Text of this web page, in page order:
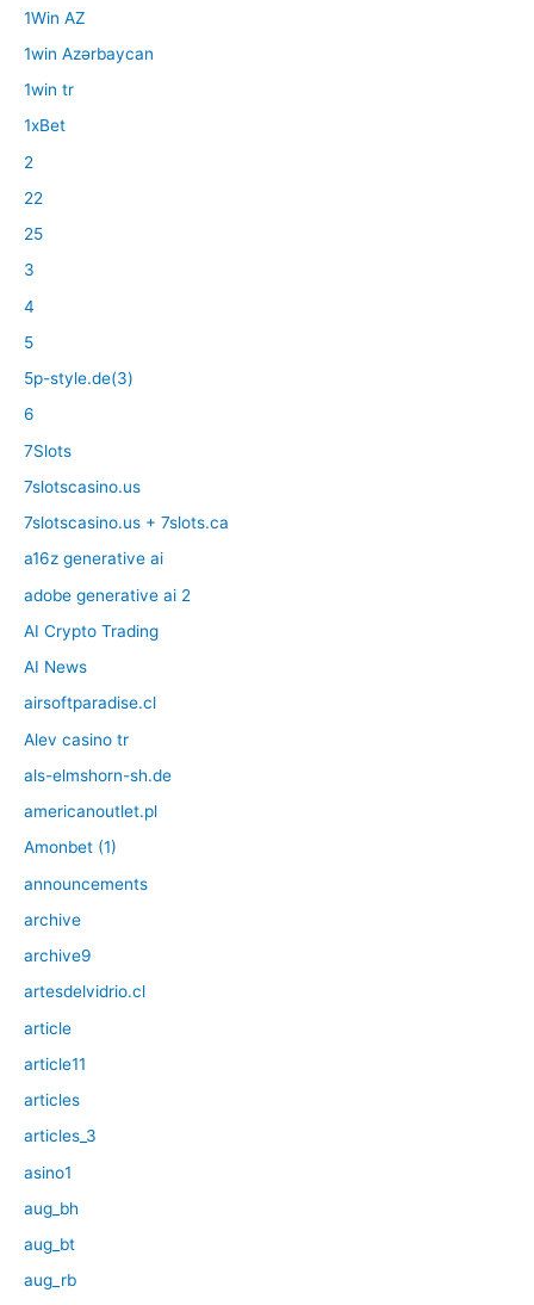
1Win AZ
1win Azərbaycan
1win tr
1xBet
2
22
25
3
4
5
5p-style.de(3)
6
7Slots
7slotscasino.us
7slotscasino.us + 7slots.ca
a16z generative ai
adobe generative ai 2
AI Crypto Trading
AI News
airsoftparadise.cl
Alev casino tr
als-elmshorn-sh.de
americanoutlet.pl
Amonbet (1)
announcements
archive
archive9
artesdelvidrio.cl
article
article11
articles
articles_3
asino1
aug_bh
aug_bt
aug_rb